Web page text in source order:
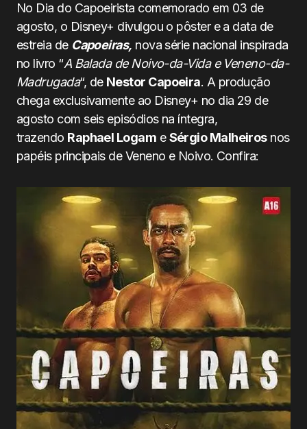
No Dia do Capoeirista comemorado em 03 de
agosto, o Disney+ divulgou o pôster e a data de
estreia de Capoeiras, nova série nacional inspirada
no livro “A Balada de Noivo-da-Vida e Veneno-da-
Madrugada“, de Nestor Capoeira. A produção
chega exclusivamente ao Disney+ no dia 29 de
agosto com seis episódios na íntegra,
trazendo Raphael Logam eSérgio Malheirosnos
papéis principais de Veneno e Noivo. Confira: